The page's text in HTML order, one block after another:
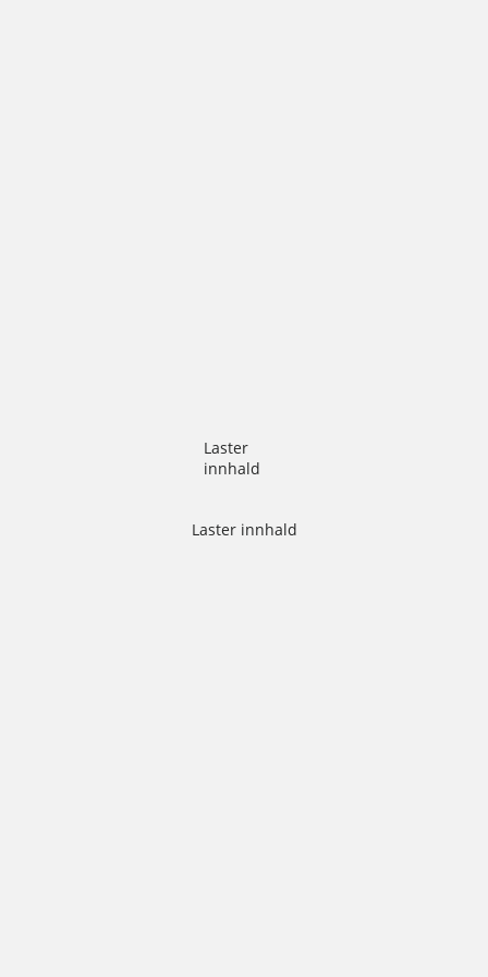
Laster
innhald
Laster innhald